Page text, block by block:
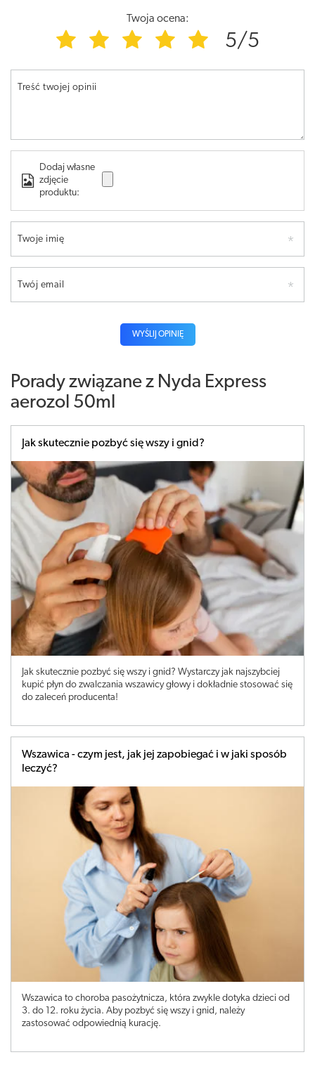
Twoja ocena:
5/5
Treść twojej opinii
Dodaj własne
zdjęcie
produktu:
Twoje imię
Twój email
WYŚLIJ OPINIĘ
Porady związane z Nyda Express
aerozol 50ml
Jak skutecznie pozbyć się wszy i gnid?
Jak skutecznie pozbyć się wszy i gnid? Wystarczy jak najszybciej
kupić płyn do zwalczania wszawicy głowy i dokładnie stosować się
do zaleceń producenta!
Wszawica - czym jest, jak jej zapobiegać i w jaki sposób
leczyć?
Wszawica to choroba pasożytnicza, która zwykle dotyka dzieci od
3. do 12. roku życia. Aby pozbyć się wszy i gnid, należy
zastosować odpowiednią kurację.